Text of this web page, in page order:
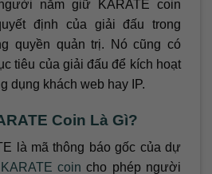
nắm giữ KARATE coin
định của giải đấu trong
quyền quản trị. Nó cũng có
tiêu của giải đấu để kích hoạt
dụng khách web hay IP.
Coin Là Gì?
là mã thông báo gốc của dự
KARATE coin cho phép người